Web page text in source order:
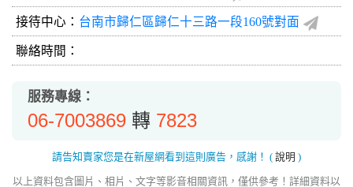
接待中心： 台南市歸仁區歸仁十三路一段160號對面
聯絡時間：
服務專線：
06-7003869 轉 7823
請告知賣家您是在新屋網看到這則廣告，感謝！ ( 說明 )
以上資料包含圖片、相片、文字等影音相關資訊，僅供參考！詳細資料以